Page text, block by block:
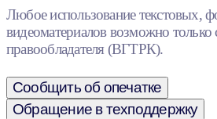
Любое использование текстовых,
видеоматериалов возможно только
правообладателя (ВГТРК).
Сообщить об опечатке
Обращение в техподдержку